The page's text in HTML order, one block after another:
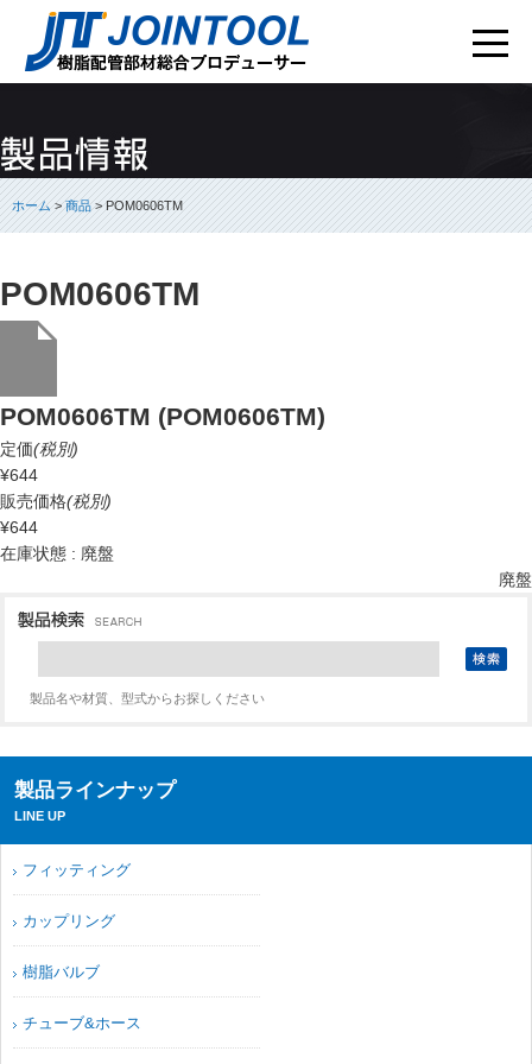
ホーム>商品> POM0606TM
POM0606TM
POM0606TM (POM0606TM)
定価(税別)
¥644
販売価格(税別)
¥644
在庫状態 : 廃盤
廃盤
製品名や材質、型式からお探しください
製品ラインナップ
LINE UP
フィッティング
カップリング
樹脂バルブ
チューブ&ホース